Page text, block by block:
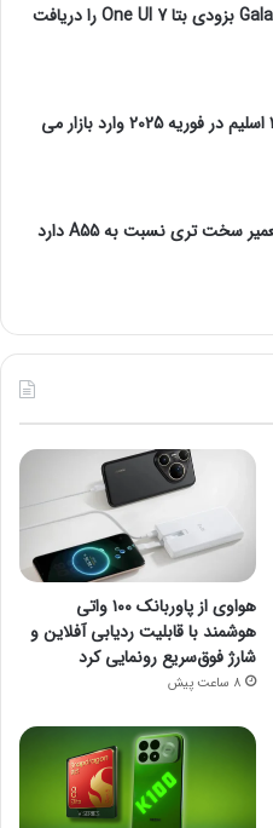
گوشی Galaxy A55 بزودی بتا One UI 7 را دریافت
گلکسی اس 25 اسلیم در فوریه 2025 وارد بازار می
هواوی از پاوربانک ۱۰۰ واتی
هوشمند با قابلیت ردیابی آفلاین و
شارژ فوق‌سریع رونمایی کرد
8 ساعت پیش